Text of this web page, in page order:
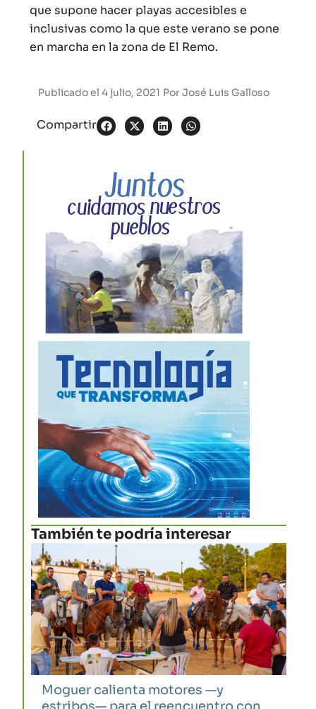
que supone hacer playas accesibles e
inclusivas como la que este verano se pone
en marcha en la zona de El Remo.
Publicado el4 julio, 2021 PorJosé Luis Galloso
Compartir
También te podría interesar
Moguer calienta motores —y